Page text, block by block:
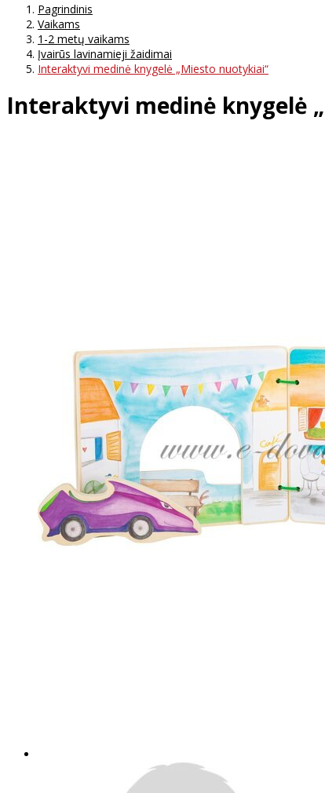
Pagrindinis
Vaikams
1-2 metų vaikams
Įvairūs lavinamieji žaidimai
Interaktyvi medinė knygelė „Miesto nuotykiai“
Interaktyvi medinė knygelė